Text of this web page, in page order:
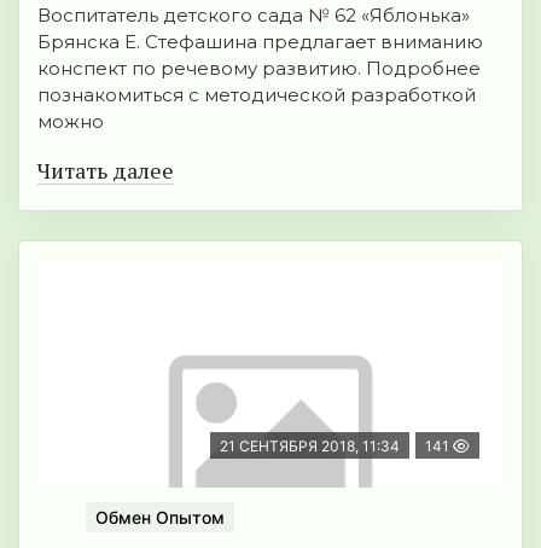
Воспитатель детского сада № 62 «Яблонька»
Брянска Е. Стефашина предлагает вниманию
конспект по речевому развитию. Подробнее
познакомиться с методической разработкой
можно
Читать далее
21 СЕНТЯБРЯ 2018, 11:34 141
Обмен Опытом